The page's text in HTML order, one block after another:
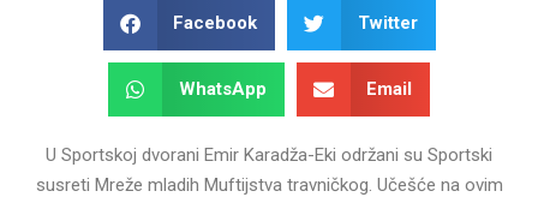
Facebook Twitter
WhatsApp Email
U Sportskoj dvorani Emir Karadža-Eki održani su Sportski
susreti Mreže mladih Muftijstva travničkog. Učešće na ovim